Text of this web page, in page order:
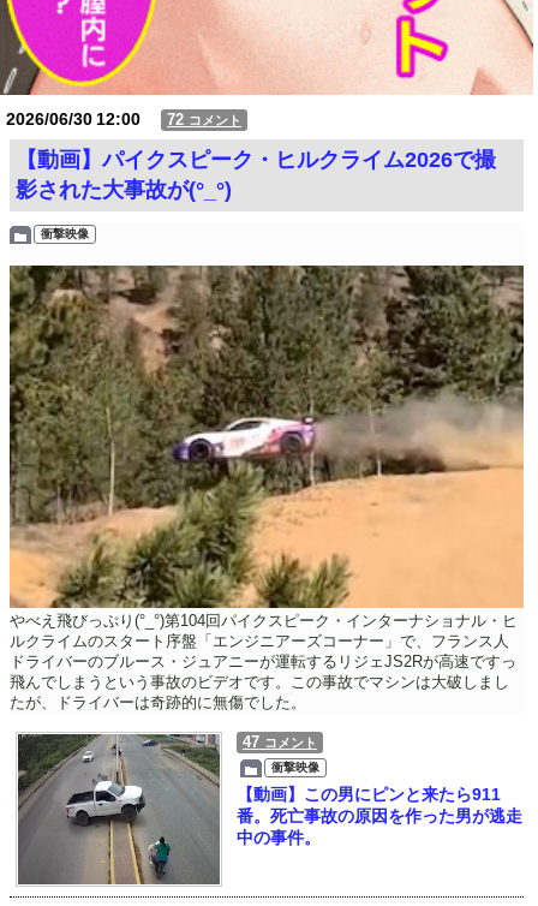
2026/06/3012:00 72 コメント
【動画】パイクスピーク・ヒルクライム2026で撮
影された大事故が(°_°)
衝撃映像
やべえ飛びっぷり(°_°)第104回パイクスピーク・インターナショナル・ヒ
ルクライムのスタート序盤「エンジニアーズコーナー」で、フランス人
ドライバーのブルース・ジュアニーが運転するリジェJS2Rが高速ですっ
飛んでしまうという事故のビデオです。この事故でマシンは大破しまし
たが、ドライバーは奇跡的に無傷でした。
47 コメント
衝撃映像
【動画】この男にピンと来たら911
番。死亡事故の原因を作った男が逃走
中の事件。